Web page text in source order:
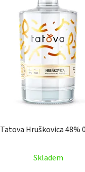
Tatova Hruškovica 48%
Skladem